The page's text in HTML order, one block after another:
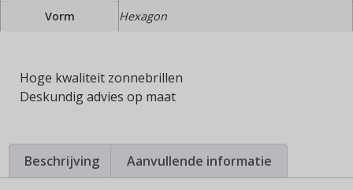
Vorm
Hexagon
Hoge kwaliteit zonnebrillen
Deskundig advies op maat
Beschrijving Aanvullende informatie